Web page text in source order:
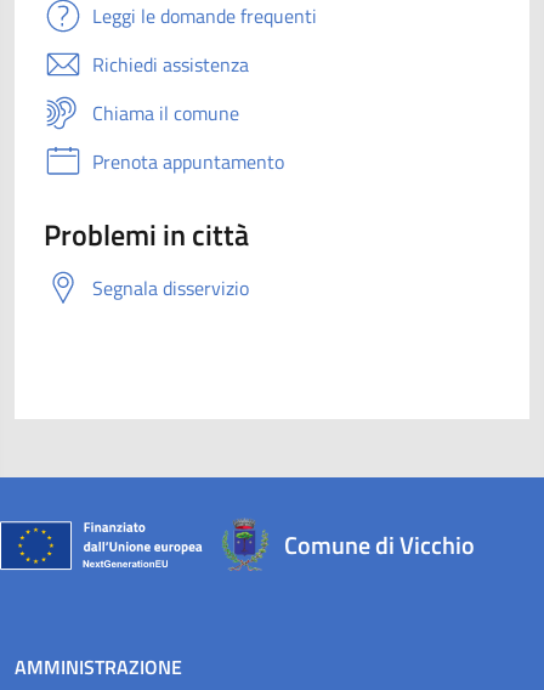
Leggi le domande frequenti
Richiedi assistenza
Chiama il comune
Prenota appuntamento
Problemi in città
Segnala disservizio
Comune di Vicchio
AMMINISTRAZIONE